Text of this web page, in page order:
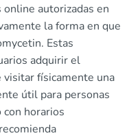
autorizadas en
la forma en que
Estas
adquirir el
visitar físicamente una
útil para personas
horarios